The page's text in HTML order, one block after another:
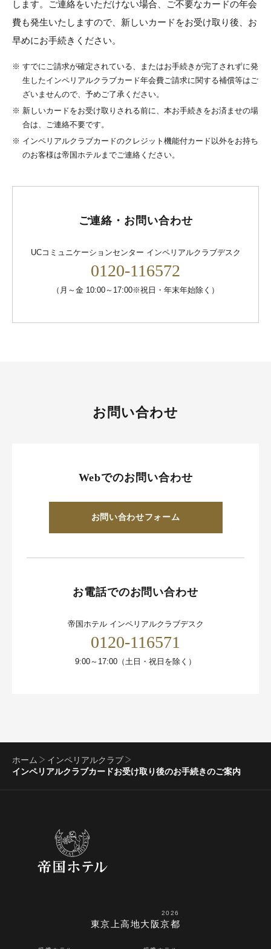
します。ご連絡をいただけない場合、ご不要なカードの年会
費も発生いたしますので、新しいカードをお受け取り後、お
早めにお手続きください。
※ すでにご請求が確定されている、またはお手続きが完了されずに発
生したインペリアルクラブカード年会費ご請求に関する補償等はご
ざいませんので、予めご了承ください。
※ 新しいカードをお受け取りされる前に、本お手続きをお済ませの場
合は、ご連絡不要です。
※ インペリアルクラブカードのクレジット機能付カード以外をお持ち
のお客様は帝国ホテルまでご連絡ください。
ご連絡・お問い合わせ
UCコミュニケーションセンター インペリアルクラブデスク
0120-116572
（月～金 10:00～17:00※祝日・年末年始除く）
お問い合わせ
Webでのお問い合わせ
お問い合わせフォーム
お電話でのお問い合わせ
帝国ホテル インペリアルクラブデスク
0120-116571
9:00～17:00（土日・祝日を除く）
ホーム
インペリアルクラブ
インペリアルクラブカードお受け取り後のお手続きのご案内
東京 上高地大阪
2026
京都